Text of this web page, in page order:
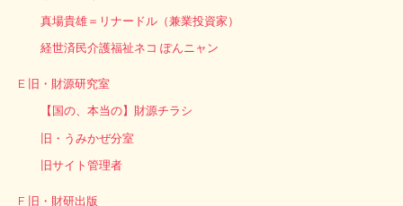
真場貴雄＝リナードル（兼業投資家）
経世済民介護福祉ネコ ぽんニャン
E 旧・財源研究室
【国の、本当の】財源チラシ
旧・うみかぜ分室
旧サイト管理者
F 旧・財研出版